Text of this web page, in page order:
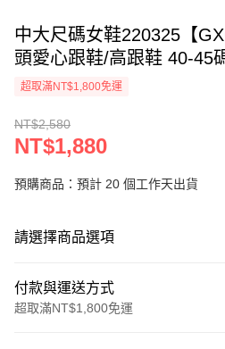
中大尺碼女鞋220325【
頭愛心跟鞋/高跟鞋 40-45
超取滿NT$1,800免運
NT$2,580
NT$1,880
預購商品：預計 20 個工作天出貨
請選擇商品選項
付款與運送方式
超取滿NT$1,800免運